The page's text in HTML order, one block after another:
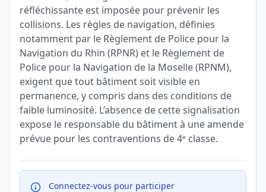
réfléchissante est imposée pour prévenir les
collisions. Les règles de navigation, définies
notamment par le Règlement de Police pour la
Navigation du Rhin (RPNR) et le Règlement de
Police pour la Navigation de la Moselle (RPNM),
exigent que tout bâtiment soit visible en
permanence, y compris dans des conditions de
faible luminosité. L’absence de cette signalisation
expose le responsable du bâtiment à une amende
prévue pour les contraventions de 4ᵉ classe.
Connectez-vous pour participer